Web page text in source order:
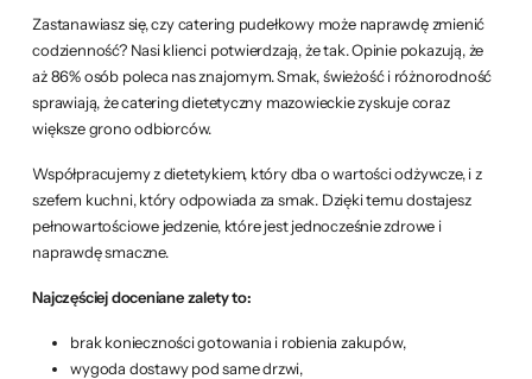
Zastanawiasz się, czy catering pudełkowy może naprawdę zmienić
codzienność? Nasi klienci potwierdzają, że tak. Opinie pokazują, że
aż 86% osób poleca nas znajomym. Smak, świeżość i różnorodność
sprawiają, że catering dietetyczny mazowieckie zyskuje coraz
większe grono odbiorców.
Współpracujemy z dietetykiem, który dba o wartości odżywcze, i z
szefem kuchni, który odpowiada za smak. Dzięki temu dostajesz
pełnowartościowe jedzenie, które jest jednocześnie zdrowe i
naprawdę smaczne.
Najczęściej doceniane zalety to:
brak konieczności gotowania i robienia zakupów,
wygoda dostawy pod same drzwi,